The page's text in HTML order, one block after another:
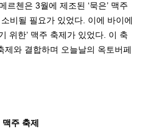
첸은 3월에 제조된 ‘묵은’ 맥주
비될 필요가 있었다. 이에 바이에
위한’ 맥주 축제가 있었다. 이 축
와 결합하며 오늘날의 옥토버페
주 축제